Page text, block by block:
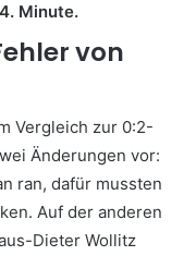
Minute.
von
Vergleich zur 0:2-
Änderungen vor:
ran, dafür mussten
Auf der anderen
Dieter Wollitz